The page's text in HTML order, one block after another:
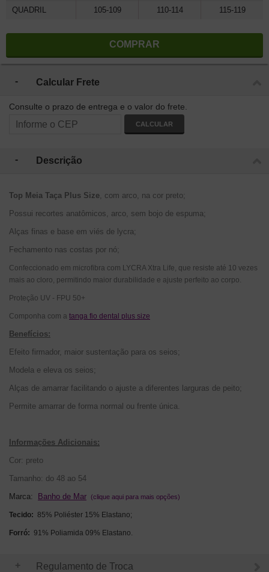
QUADRIL
105-109
110-114
115-119
COMPRAR
Calcular Frete
Consulte o prazo de entrega e o valor do frete.
CALCULAR
Descrição
Top Meia Taça Plus Size, com arco, na cor preto;
Possui recortes anatômicos, arco, sem bojo de espuma;
Alças finas e base em viés de lycra;
Fechamento nas costas por nó;
Confeccionado em microfibra com LYCRA Xtra Life, que resiste até 10 vezes
mais ao cloro, permitindo maior durabilidade e ajuste perfeito ao corpo.
Proteção UV - FPU 50+
Componha com a tanga fio dental plus size
Benefícios:
Efeito firmador, maior sustentação para os seios;
Modela e eleva os seios;
Alças de amarrar facilitando o ajuste a diferentes larguras de peito;
Permite amarrar de forma normal ou frente única.
Informações Adicionais:
Cor: preto
Tamanho: do 48 ao 54
Marca:
Banho de Mar (clique aqui para mais opções)
Tecido: 85% Poliéster 15% Elastano;
Forró: 91% Poliamida 09% Elastano.
Regulamento de Troca